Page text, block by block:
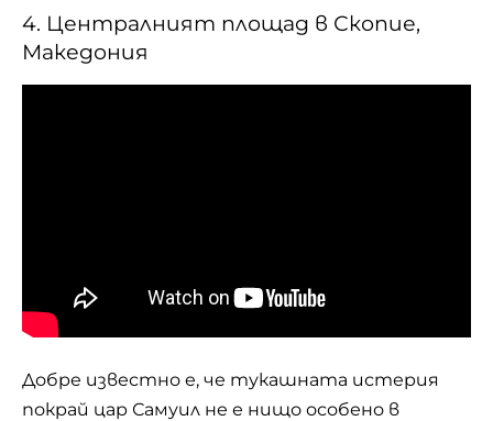
4. Централният площад в Скопие,
Македония
Добре известно е, че тукашната истерия
покрай цар Самуил не е нищо особено в